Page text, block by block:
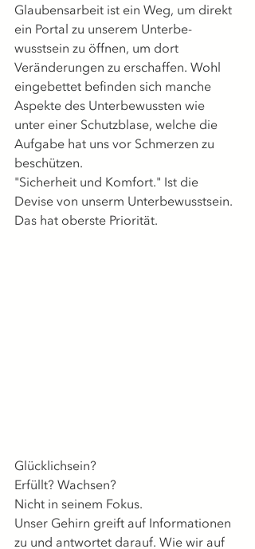
Glaubensarbeit ist ein Weg, um direkt
ein Portal zu unserem Unterbe-
wusstsein zu öffnen, um dort
Veränderungen zu erschaffen. Wohl
eingebettet befinden sich manche
Aspekte des Unterbewussten wie
unter einer Schutzblase, welche die
Aufgabe hat uns vor Schmerzen zu
beschützen.
"Sicherheit und Komfort." Ist die
Devise von unserm Unterbewusstsein.
Das hat oberste Priorität.
Glücklichsein?
Erfüllt? Wachsen?
Nicht in seinem Fokus.
Unser Gehirn greift auf Informationen
zu und antwortet darauf. Wie wir auf